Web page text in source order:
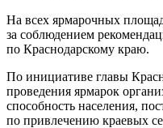
На всех ярмарочных
за соблюдением
по Краснодарскому краю.
По инициативе главы
проведения ярмарок
способность населения,
по привлечению краевых